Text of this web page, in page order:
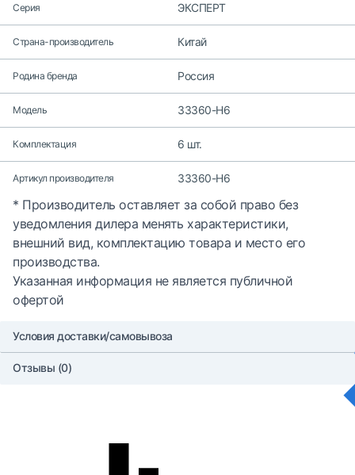
Серия ЭКСПЕРТ
Страна-производитель Китай
Родина бренда Россия
Модель 33360-H6
Комплектация 6 шт.
Артикул производителя 33360-H6
* Производитель оставляет за собой право без
уведомления дилера менять характеристики,
внешний вид, комплектацию товара и место его
производства.
Указанная информация не является публичной
офертой
Условия доставки/самовывоза
Отзывы (0)